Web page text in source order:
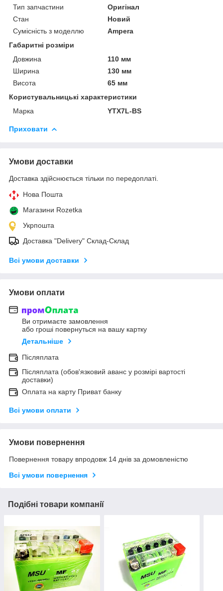
Тип запчастини
Оригінал
Стан
Новий
Сумісність з моделлю
Ampera
Габаритні розміри
Довжина
110 мм
Ширина
130 мм
Висота
65 мм
Користувальницькі характеристики
Марка
YTX7L-BS
Приховати
Умови доставки
Доставка здійснюється тільки по передоплаті.
Нова Пошта
Магазини Rozetka
Укрпошта
Доставка "Delivery" Склад-Склад
Всі умови доставки
Умови оплати
Ви отримаєте замовлення
або гроші повернуться на вашу картку
Детальніше
Післяплата
Післяплата (обов'язковий аванс у розмірі вартості
доставки)
Оплата на карту Приват банку
Всі умови оплати
Умови повернення
Повернення товару впродовж 14 днів за домовленістю
Всі умови повернення
Подібні товари компанії